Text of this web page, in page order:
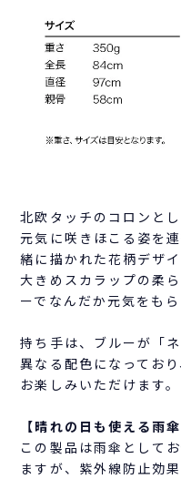
北欧タッチのコロンと
元気に咲きほこる姿を
緒に描かれた花柄デザイ
大きめスカラップの柔
ーでなんだか元気をもら
持ち手は、ブルーが「
異なる配色になってお
お楽しみいただけます。
【晴れの日も使える雨
この製品は雨傘として
ますが、紫外線防止効果